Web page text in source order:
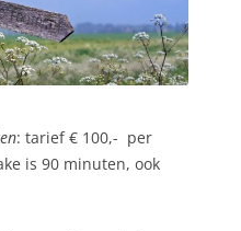
: tarief € 100,- per
is 90 minuten, ook